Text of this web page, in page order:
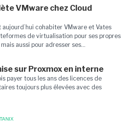
VMware chez Cloud
aujourd’hui cohabiter VMware et Vates
de virtualisation pour ses propres
aussi pour adresser ses...
sur Proxmox en interne
payer tous les ans des licences de
toujours plus élevées avec des